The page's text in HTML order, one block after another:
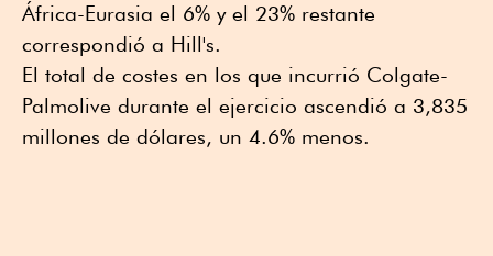
África-Eurasia el 6% y el 23% restante
correspondió a Hill's.
El total de costes en los que incurrió Colgate-
Palmolive durante el ejercicio ascendió a 3,835
millones de dólares, un 4.6% menos.